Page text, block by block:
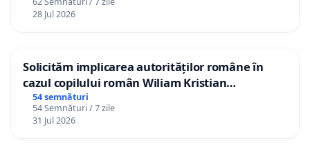
28 Jul 2026
Solicităm implicarea autorităților române în
cazul copilului român Wiliam Kristian
Gheorghe, aflat în plasament în Danemarca de
12 ani
54 semnături
54 Semnături / 7 zile
31 Jul 2026